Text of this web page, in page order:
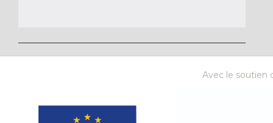
Avec le soutien